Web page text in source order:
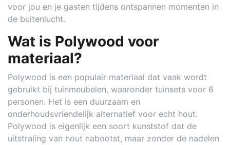
voor jou en je gasten tijdens ontspannen momenten in
de buitenlucht.
Wat is Polywood voor
materiaal?
Polywood is een populair materiaal dat vaak wordt
gebruikt bij tuinmeubelen, waaronder tuinsets voor 6
personen. Het is een duurzaam en
onderhoudsvriendelijk alternatief voor echt hout.
Polywood is eigenlijk een soort kunststof dat de
uitstraling van hout nabootst, maar zonder de nadelen